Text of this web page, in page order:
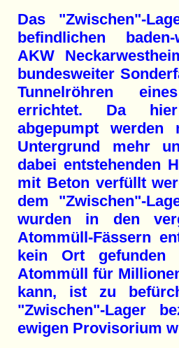
Das "Zwischen"-
befindlichen
AKW
bundesweiter
Tunnelröhren
errichtet. Da hier
abgepumpt
Untergrund mehr
dabei entstehenden
mit Beton verfüllt
dem "Zwischen"-
wurden in den
Atommüll-Fässern
kein Ort gefunden
Atommüll für
kann, ist zu
"Zwischen"-Lager
ewigen Provisorium